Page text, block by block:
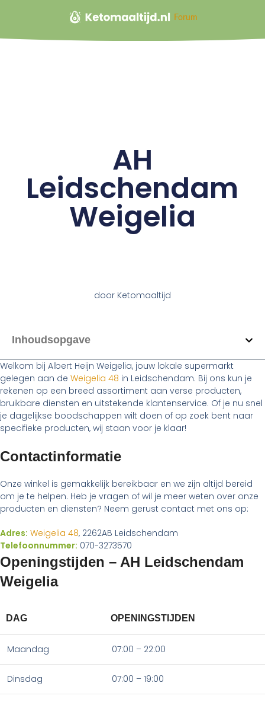
Forum
AH
Leidschendam
Weigelia
doorKetomaaltijd
Inhoudsopgave
Welkom bij Albert Heijn Weigelia, jouw lokale supermarkt
gelegen aan de Weigelia 48 in Leidschendam. Bij ons kun je
rekenen op een breed assortiment aan verse producten,
bruikbare diensten en uitstekende klantenservice. Of je nu snel
je dagelijkse boodschappen wilt doen of op zoek bent naar
specifieke producten, wij staan voor je klaar!
Contactinformatie
Onze winkel is gemakkelijk bereikbaar en we zijn altijd bereid
om je te helpen. Heb je vragen of wil je meer weten over onze
producten en diensten? Neem gerust contact met ons op:
Adres: Weigelia 48, 2262AB Leidschendam
Telefoonnummer: 070-3273570
Openingstijden – AH Leidschendam
Weigelia
DAG OPENINGSTIJDEN
Maandag 07:00 – 22:00
Dinsdag 07:00 – 19:00